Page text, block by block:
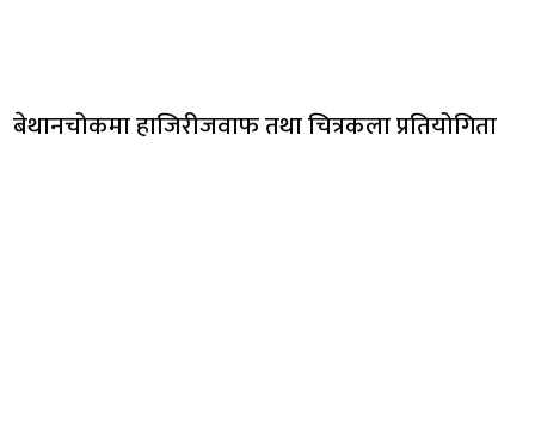
बेथानचोकमा हाजिरीजवाफ तथा चित्रकला प्रतियोगिता